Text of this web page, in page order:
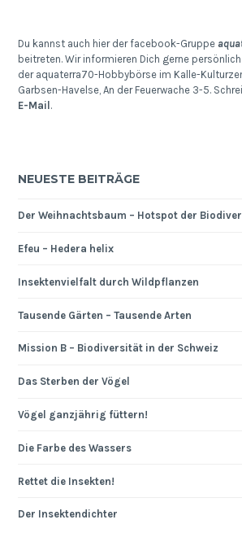
Du kannst auch hier der facebook-Gruppe
beitreten. Wir informieren Dich gerne
der aquaterra70-Hobbybörse im Kalle-
Garbsen-Havelse, An der Feuerwache 3-5.
E-Mail .
NEUESTE BEITRÄGE
Der Weihnachtsbaum – Hotspot der
Efeu – Hedera helix
Insektenvielfalt durch Wildpflanzen
Tausende Gärten – Tausende Arten
Mission B – Biodiversität in der Schweiz
Das Sterben der Vögel
Vögel ganzjährig füttern!
Die Farbe des Wassers
Rettet die Insekten!
Der Insektendichter